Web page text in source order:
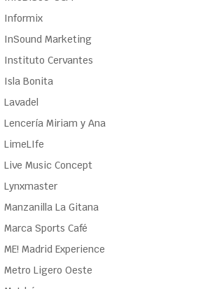
Informix
InSound Marketing
Instituto Cervantes
Isla Bonita
Lavadel
Lencería Miriam y Ana
LimeLIfe
Live Music Concept
Lynxmaster
Manzanilla La Gitana
Marca Sports Café
ME! Madrid Experience
Metro Ligero Oeste